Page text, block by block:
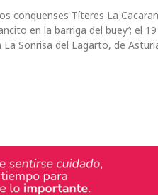
Títeres La
en la barriga del buey’; el
Sonrisa del Lagarto, de